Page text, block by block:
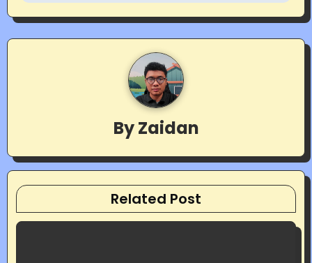
s
t
i
g
a
ByZaidan
Related Post